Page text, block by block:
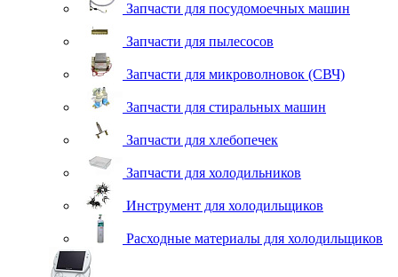
Запчасти для посудомоечных машин
Запчасти для пылесосов
Запчасти для микроволновок (СВЧ)
Запчасти для стиральных машин
Запчасти для хлебопечек
Запчасти для холодильников
Инструмент для холодильщиков
Расходные материалы для холодильщиков